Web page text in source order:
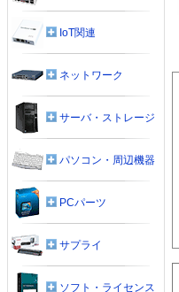
IoT関連
ネットワーク
サーバ・ストレージ
パソコン・周辺機器
PCパーツ
サプライ
ソフト・ライセンス